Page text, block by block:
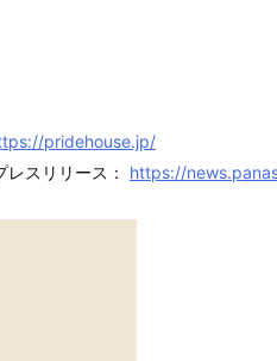
pridehouse.jp/
スリリース： https://